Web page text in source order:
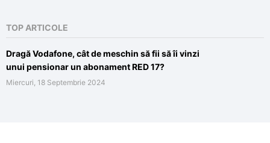
TOP ARTICOLE
Dragă Vodafone, cât de meschin să fii să îi vinzi
unui pensionar un abonament RED 17?
Miercuri, 18 Septembrie 2024